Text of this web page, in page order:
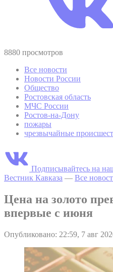
8880 просмотров
Все новости
Новости России
Общество
Ростовская область
МЧС России
Ростов-на-Дону
пожары
чрезвычайные
Подписывайтесь на
Вестник Кавказа — Все
Цена на золото
впервые с июня
Опубликовано: 22:59, 7 авг